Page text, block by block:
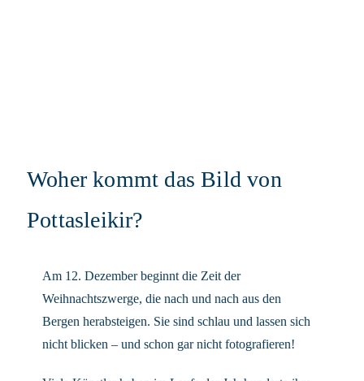
Woher kommt das Bild von
Pottasleikir?
Am 12. Dezember beginnt die Zeit der
Weihnachtszwerge, die nach und nach aus den
Bergen herabsteigen. Sie sind schlau und lassen sich
nicht blicken – und schon gar nicht fotografieren!